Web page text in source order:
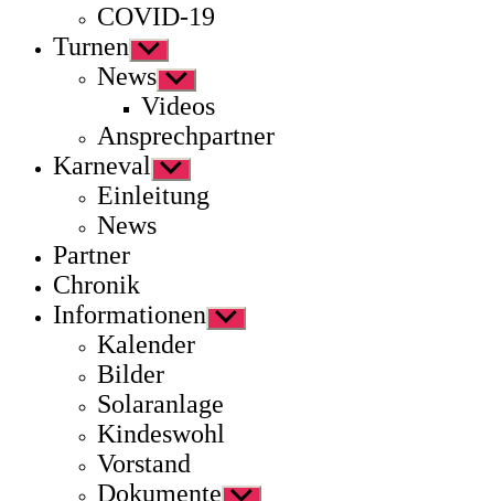
COVID-19
Turnen Untermenü
anzeigen
News Untermenü
anzeigen
Videos
Ansprechpartner
Karneval
Untermenü
anzeigen
Einleitung
News
Partner
Chronik
Informationen Untermenü
anzeigen
Kalender
Bilder
Solaranlage
Kindeswohl
Vorstand
Dokumente Untermenü